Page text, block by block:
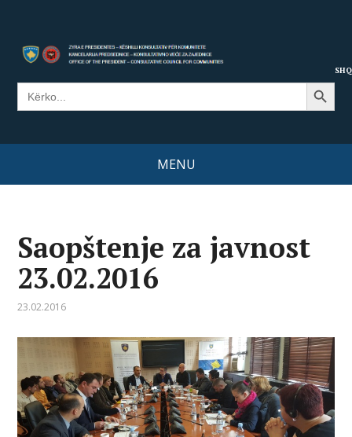
Search
for:
Search Button
MENU
Saopštenje za javnost
23.02.2016
23.02.2016